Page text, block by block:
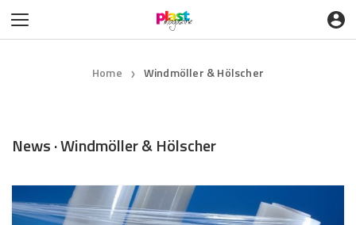
Home ❯ Windmöller & Hölscher
News · Windmöller & Hölscher